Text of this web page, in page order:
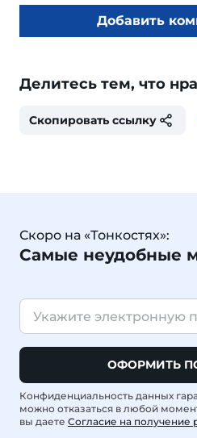
Добавить
Делитесь тем, что
Скопировать ссылку
Скоро на «Тонкостях»:
Самые неудобные
ОФОРМИТЬ
Конфиденциальность данных
можно отказаться в любой
вы даете Согласие на получение